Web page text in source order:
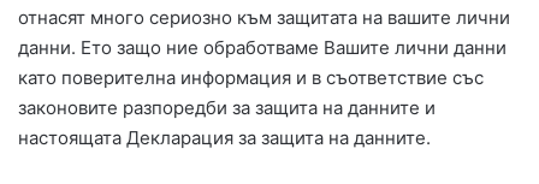
отнасят много сериозно към защитата на вашите лични
данни. Ето защо ние обработваме Вашите лични данни
като поверителна информация и в съответствие със
законовите разпоредби за защита на данните и
настоящата Декларация за защита на данните.